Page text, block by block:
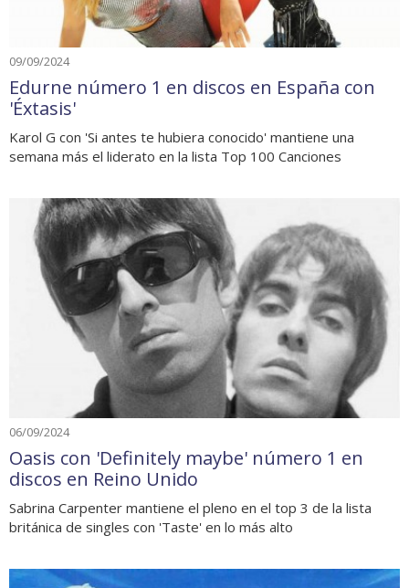
09/09/2024
Edurne número 1 en discos en España con
'Éxtasis'
Karol G con 'Si antes te hubiera conocido' mantiene una
semana más el liderato en la lista Top 100 Canciones
06/09/2024
Oasis con 'Definitely maybe' número 1 en
discos en Reino Unido
Sabrina Carpenter mantiene el pleno en el top 3 de la lista
británica de singles con 'Taste' en lo más alto